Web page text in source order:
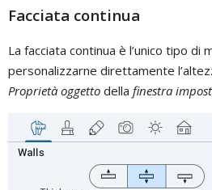
Facciata continua
La facciata continua è l’unico tipo
personalizzarne direttamente
Proprietà oggetto della finestra